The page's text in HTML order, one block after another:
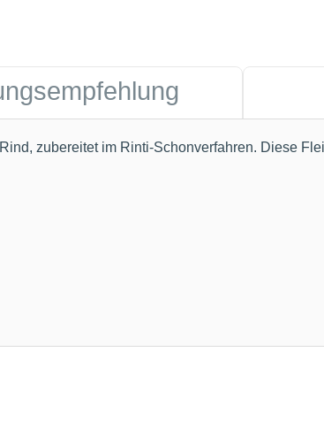
zubereitet im Rinti-Schonverfahren. Diese